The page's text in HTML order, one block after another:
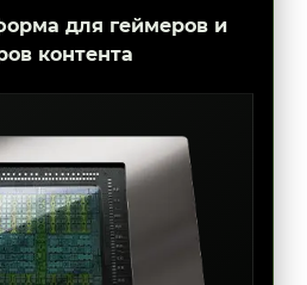
для геймеров и
контента